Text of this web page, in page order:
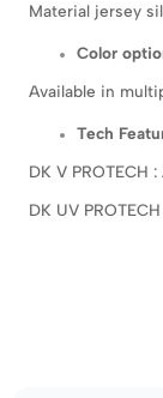
Material jersey
Color
Available in
Tech
DK V PROTECH
DK UV